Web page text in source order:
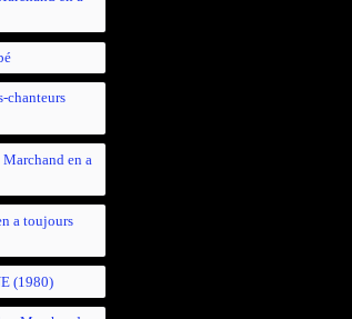
chanteurs
en a
a toujours
(1980)